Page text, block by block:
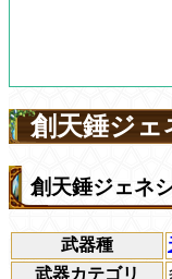
創天錘ジェ
創天錘ジェネ
武器種
武器カテゴリ